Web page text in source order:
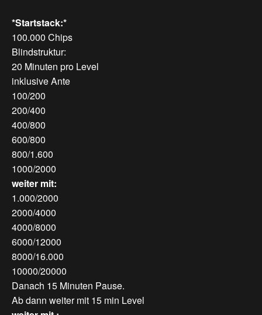
*Startstack:*
100.000 Chips
Blindstruktur:
20 Minuten pro Level
inklusive Ante
100/200
200/400
400/800
600/800
800/1.600
1000/2000
weiter mit:
1.000/2000
2000/4000
4000/8000
6000/12000
8000/16.000
10000/20000
Danach 15 Minuten Pause.
Ab dann weiter mit 15 min Level